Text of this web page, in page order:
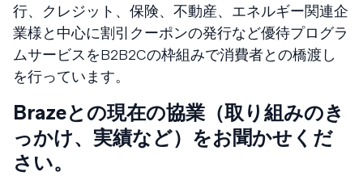
行、クレジット、保険、不動産、エネルギー関連企
業様と中心に割引クーポンの発行など優待プログラ
ムサービスをB2B2Cの枠組みで消費者との橋渡し
を行っています。
Brazeとの現在の協業（取り組みのき
っかけ、実績など）をお聞かせくだ
さい。